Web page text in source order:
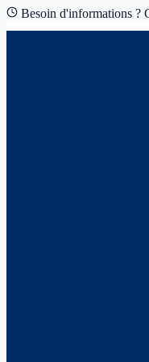
Besoin d'informations ?